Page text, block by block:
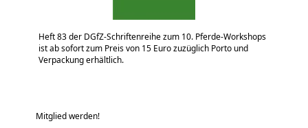
Heft 83 der DGfZ-Schriftenreihe zum 10. Pferde-Workshops
ist ab sofort zum Preis von 15 Euro zuzüglich Porto und
Verpackung erhältlich.
Mitglied werden!